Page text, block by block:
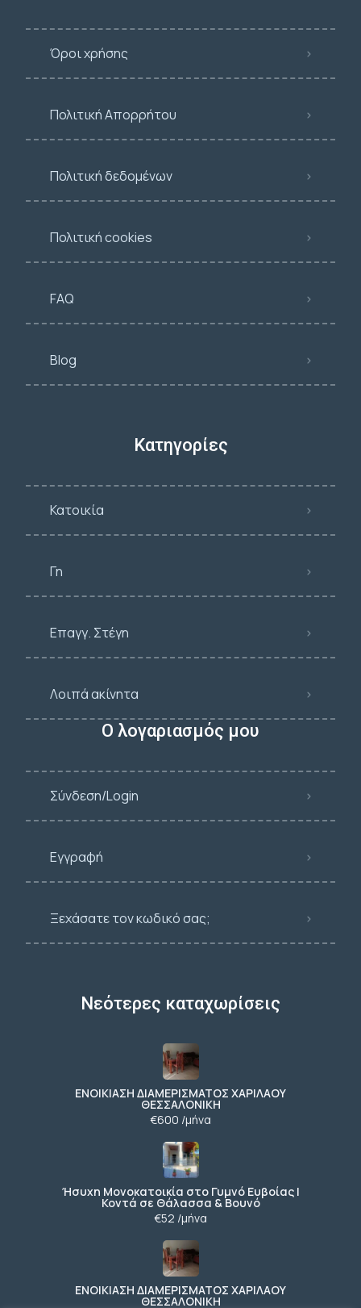
Όροι χρήσης
Πολιτική Απορρήτου
Πολιτική δεδομένων
Πολιτική cookies
FAQ
Blog
Κατηγορίες
Κατοικία
Γη
Επαγγ. Στέγη
Λοιπά ακίνητα
Ο λογαριασμός μου
Σύνδεση/Login
Εγγραφή
Ξεχάσατε τον κωδικό σας;
Νεότερες καταχωρίσεις
ΕΝΟΙΚΙΑΣΗ ΔΙΑΜΕΡΙΣΜΑΤΟΣ ΧΑΡΙΛΑΟΥ
ΘΕΣΣΑΛΟΝΙΚΗ
€600 /μήνα
Ήσυχη Μονοκατοικία στο Γυμνό Ευβοίας |
Κοντά σε Θάλασσα & Βουνό
€52 /μήνα
ΕΝΟΙΚΙΑΣΗ ΔΙΑΜΕΡΙΣΜΑΤΟΣ ΧΑΡΙΛΑΟΥ
ΘΕΣΣΑΛΟΝΙΚΗ